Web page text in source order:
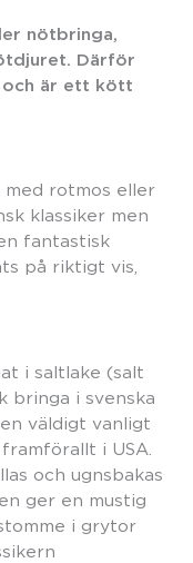
nötbringa,
Därför
och är ett kött
med rotmos eller
klassiker men
fantastisk
på riktigt vis,
i saltlake (salt
bringa i svenska
väldigt vanligt
i USA.
och ugnsbakas
ger en mustig
i grytor